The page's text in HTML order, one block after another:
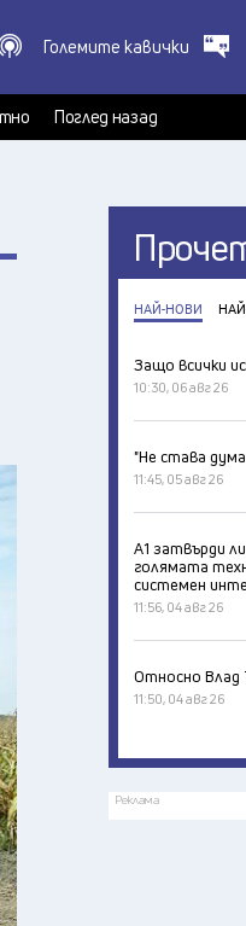
X
Големите кавички
Поглед назад
НАЙ-НОВИ
Защо всички
10:30, 06 авг 26
"Не става дума
11:45, 05 авг 26
А1 затвърди
голямата
системен
11:56, 04 авг 26
Относно Влад
11:50, 04 авг 26
Реклама